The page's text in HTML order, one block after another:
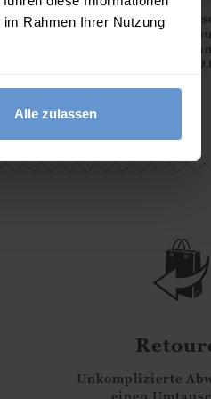
Rahmen Ihrer Nutzung
Alle zulassen
Socken aus Bio-
Bio-
Unkomplizierte
einen